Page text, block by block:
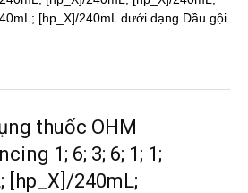
[hp_X]/240mL dưới dạng Dầu gội
thuốc OHM
1; 6; 3; 6; 1; 1;
[hp_X]/240mL;